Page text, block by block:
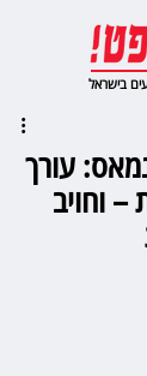
בישראל
עורך
וחויב